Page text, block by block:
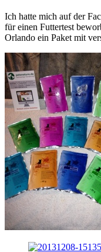
Ich hatte mich auf der
für einen Futtertest
Orlando ein Paket mit